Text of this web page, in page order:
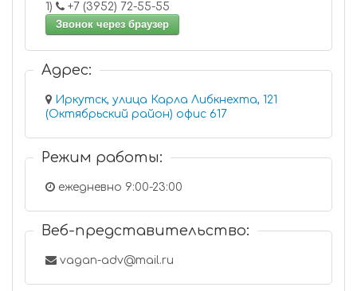
1)
+7 (3952) 72-55-55
Звонок через браузер
Адрес:
Иркутск, улица Карла Либкнехта, 121
(Октябрьский район) офис 617
Режим работы:
ежедневно 9:00-23:00
Веб-представительство:
vagan-adv@mail.ru